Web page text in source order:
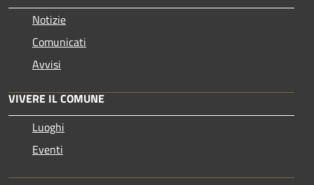
Notizie
Comunicati
Avvisi
VIVERE IL COMUNE
Luoghi
Eventi